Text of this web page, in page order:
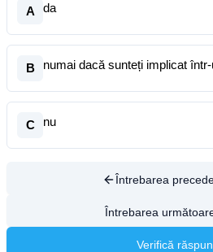
A da
B numai dacă sunteți implicat
C nu
Întrebarea
Întrebarea
Verifică